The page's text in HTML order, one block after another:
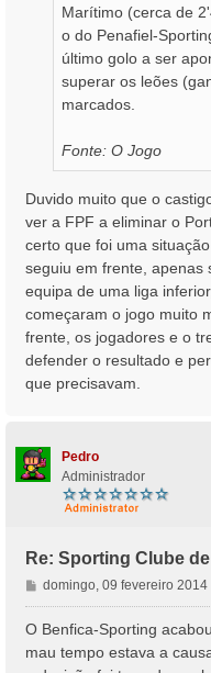
Marítimo (cerca de
o do Penafiel-
último golo a ser
superar os leões
marcados.
Fonte: O Jogo
Duvido muito que o
ver a FPF a eliminar o
certo que foi uma
seguiu em frente, apenas
equipa de uma liga
começaram o jogo muito
frente, os jogadores e o
defender o resultado e
que precisavam.
Pedro
Administrador
Re: Sporting Clube
M
e
n
domingo, 09 fevereiro 2014
O Benfica-Sporting
mau tempo estava a